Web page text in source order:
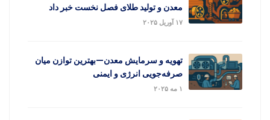
معدن و تولید طلای فصل نخست خبر داد
۱۷ آوریل ۲۰۲۵
تهویه و سرمایش معدن—بهترین توازن میان
صرفه‌جویی انرژی و ایمنی
۱ مه ۲۰۲۵